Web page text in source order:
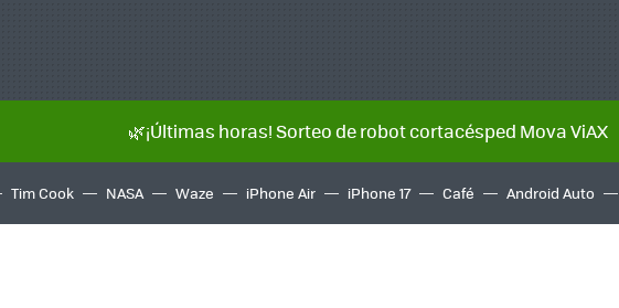
🌿¡Últimas horas! Sorteo de robot cortacésped Mova ViAX
Tim Cook NASA Waze iPhone Air iPhone 17 Café Android Auto